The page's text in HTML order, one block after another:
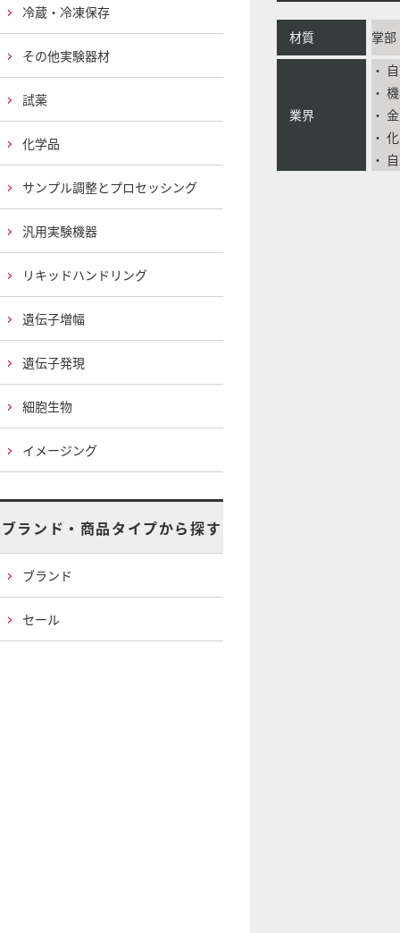
材質 掌
業界
・
・
・
・
・
冷蔵・冷凍保存
その他実験器材
試薬
化学品
サンプル調整とプロセッシング
汎用実験機器
リキッドハンドリング
遺伝子増幅
遺伝子発現
細胞生物
イメージング
ブランド・商品タイプから探す
ブランド
セール